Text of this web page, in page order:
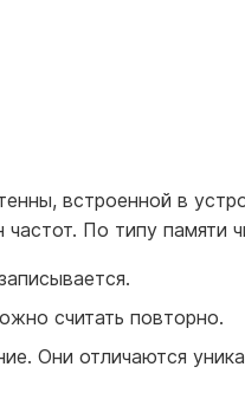
встроенной в
По типу памяти
считать повторно.
Они отличаются